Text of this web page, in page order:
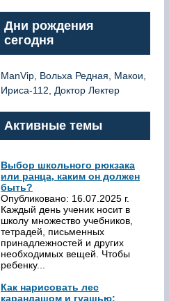
Дни рождения
сегодня
ManVip, Вольха Редная, Макои,
Ириса-112, Доктор Лектер
Активные темы
Выбор школьного рюкзака
или ранца, каким он должен
быть?
Опубликовано: 16.07.2025 г.
Каждый день ученик носит в
школу множество учебников,
тетрадей, письменных
принадлежностей и других
необходимых вещей. Чтобы
ребенку...
Как нарисовать лес
карандашом и гуашью: